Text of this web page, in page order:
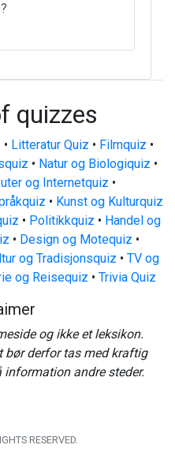
quizzes
• Litteratur Quiz • Filmquiz •
• Natur og Biologiquiz •
og Internetquiz •
• Kunst og Kulturquiz
• Politikkquiz • Handel og
• Design og Motequiz •
og Tradisjonsquiz • TV og
og Reisequiz • Trivia Quiz
og ikke et leksikon.
bør derfor tas med kraftig
andre steder.
RESERVED.